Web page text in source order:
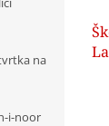
na
i-noor